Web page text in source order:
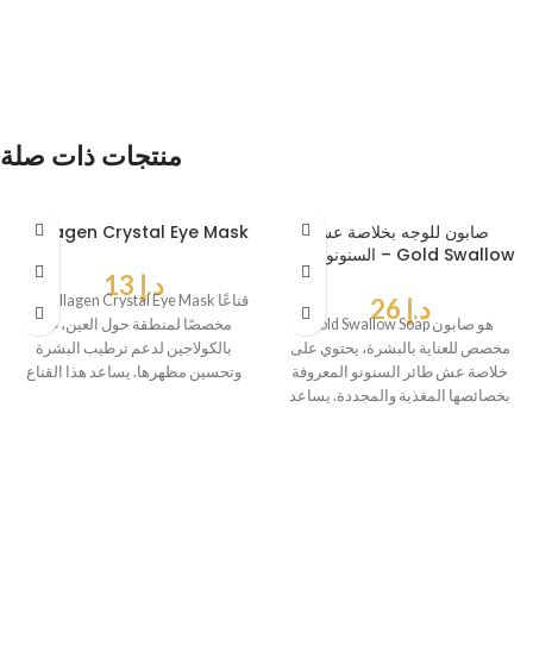
منتجات ذات صلة
Collagen Crystal Eye Mask
د.إ
مخصصًا لمنطقة حول العين، غنيًا
بالكولاجين لدعم ترطيب البشرة
وتحسين مظهرها. يساعد هذا القناع
صابون للوجه بخلاصة عش
السنونو النقية – Gold Swallow
د.إ
Gold Swallow Soap هو صابون
مخصص للعناية بالبشرة، يحتوي على
خلاصة عش طائر السنونو المعروفة
بخصائصها المغذية والمجددة. يساعد